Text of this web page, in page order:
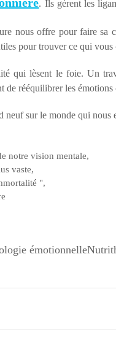
. Ils gèrent les
nous offre pour faire sa
pour trouver ce qui
qui lèsent le foie. Un
de rééquilibrer les émotions
neuf sur le monde qui nous
notre vision mentale,
vaste,
",
émotionnelle